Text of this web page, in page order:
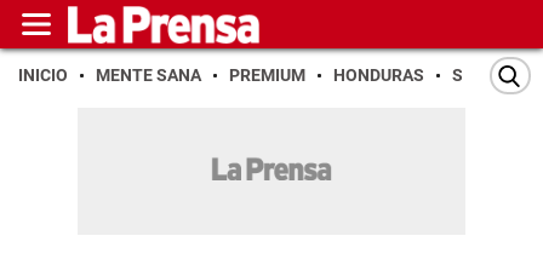
INICIO MENTE SANA PREMIUM HONDURAS SAN PEDRO